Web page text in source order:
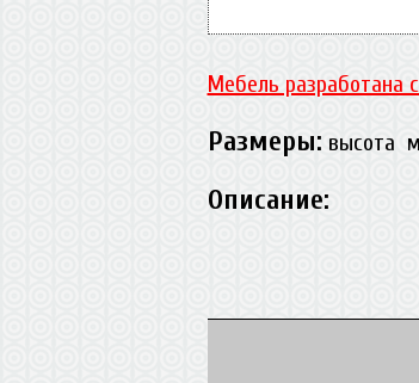
Мебель разработана
Размеры: высота
Описание: